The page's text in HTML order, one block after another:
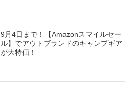
9月4日まで！【Amazonスマイルセー
ル】でアウトブランドのキャンプギア
が大特価！